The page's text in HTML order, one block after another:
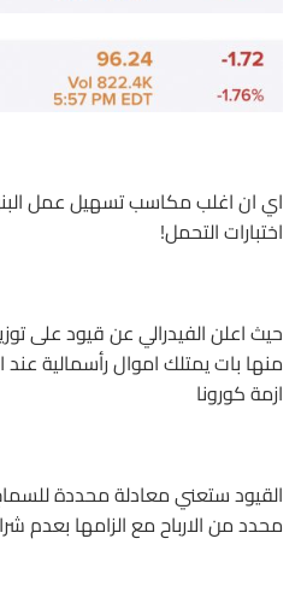
اي ان اغلب مكاسب تسهيل عمل
اختبارات التحمل!
حيث اعلن الفيدرالي عن قيود على
منها بات يمتلك اموال رأسمالية عند
ازمة كورونا
القيود ستعني معادلة محددة
محدد من الارباح مع الزامها بعدم